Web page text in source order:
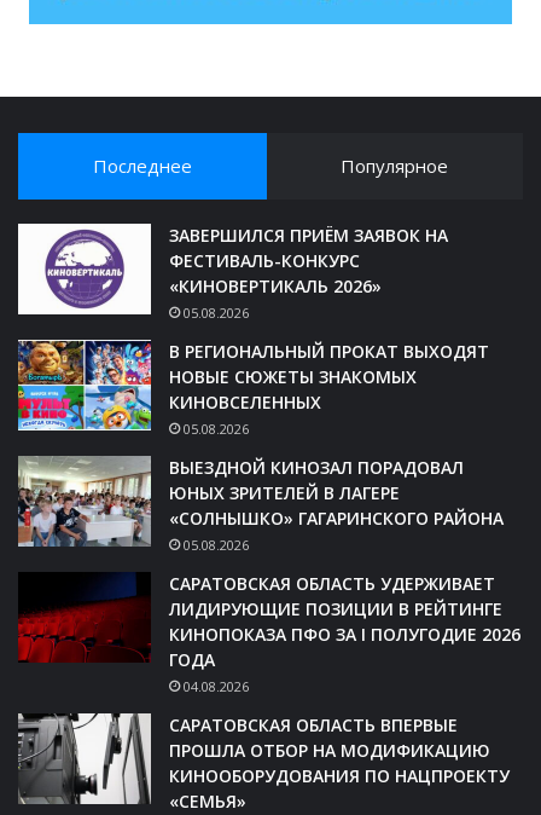
Последнее Популярное
ЗАВЕРШИЛСЯ ПРИЁМ ЗАЯВОК НА
ФЕСТИВАЛЬ-КОНКУРС
«КИНОВЕРТИКАЛЬ 2026»
05.08.2026
В РЕГИОНАЛЬНЫЙ ПРОКАТ ВЫХОДЯТ
НОВЫЕ СЮЖЕТЫ ЗНАКОМЫХ
КИНОВСЕЛЕННЫХ
05.08.2026
ВЫЕЗДНОЙ КИНОЗАЛ ПОРАДОВАЛ
ЮНЫХ ЗРИТЕЛЕЙ В ЛАГЕРЕ
«СОЛНЫШКО» ГАГАРИНСКОГО РАЙОНА
05.08.2026
САРАТОВСКАЯ ОБЛАСТЬ УДЕРЖИВАЕТ
ЛИДИРУЮЩИЕ ПОЗИЦИИ В РЕЙТИНГЕ
КИНОПОКАЗА ПФО ЗА I ПОЛУГОДИЕ 2026
ГОДА
04.08.2026
САРАТОВСКАЯ ОБЛАСТЬ ВПЕРВЫЕ
ПРОШЛА ОТБОР НА МОДИФИКАЦИЮ
КИНООБОРУДОВАНИЯ ПО НАЦПРОЕКТУ
«СЕМЬЯ»